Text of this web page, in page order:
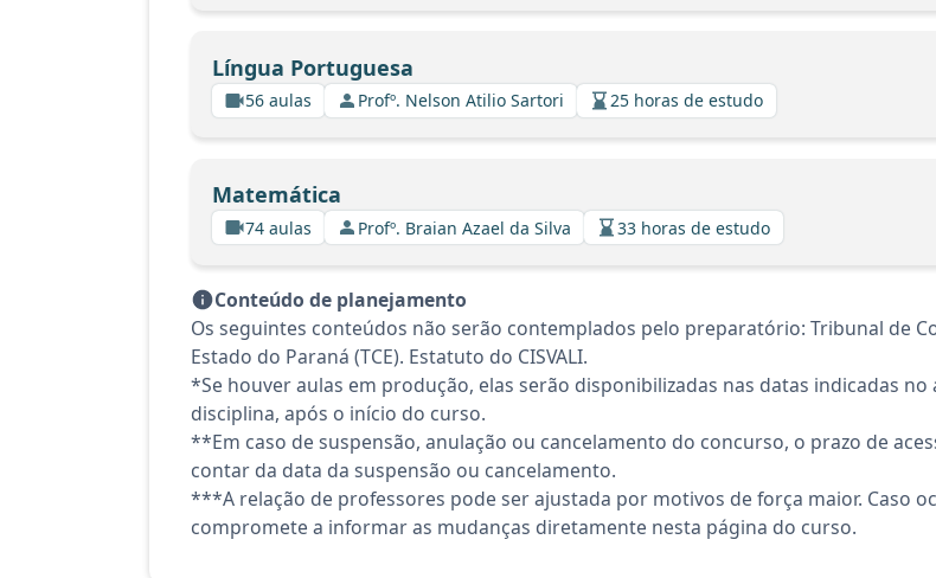
Língua Portuguesa
56 aulas Profº. Nelson Atilio Sartori 25 horas de estudo
Matemática
74 aulas Profº. Braian Azael da Silva 33 horas de estudo
Conteúdo de planejamento
Os seguintes conteúdos não serão contemplados pelo preparatório: Tribunal de
Estado do Paraná (TCE). Estatuto do CISVALI.
*Se houver aulas em produção, elas serão disponibilizadas nas datas indicadas
disciplina, após o início do curso.
**Em caso de suspensão, anulação ou cancelamento do concurso, o prazo de
contar da data da suspensão ou cancelamento.
***A relação de professores pode ser ajustada por motivos de força maior. Caso
compromete a informar as mudanças diretamente nesta página do curso.